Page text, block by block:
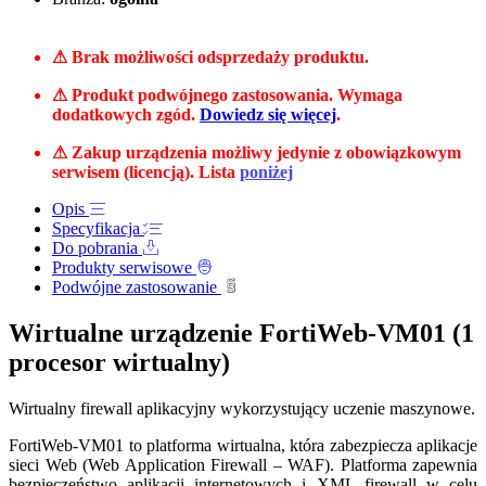
⚠ Brak możliwości odsprzedaży produktu.
⚠ Produkt podwójnego zastosowania. Wymaga
dodatkowych zgód. Dowiedz się więcej.
⚠ Zakup urządzenia możliwy jedynie z obowiązkowym
serwisem (licencją). Lista poniżej
Opis
Specyfikacja
Do pobrania
Produkty serwisowe
Podwójne zastosowanie
Wirtualne urządzenie FortiWeb-VM01 (1
procesor wirtualny)
Wirtualny firewall aplikacyjny wykorzystujący uczenie maszynowe.
FortiWeb-VM01 to platforma wirtualna, która zabezpiecza aplikacje
sieci Web (Web Application Firewall – WAF). Platforma zapewnia